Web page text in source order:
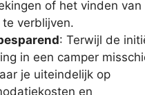
of het vinden van
te verblijven.
: Terwijl de
in een camper
je uiteindelijk op
en